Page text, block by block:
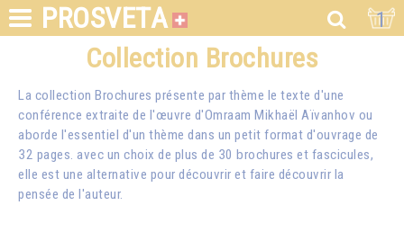
PROSVETA 1
Collection Brochures
La collection Brochures présente par thème le texte d'une
conférence extraite de l'œuvre d'Omraam Mikhaël Aïvanhov ou
aborde l'essentiel d'un thème dans un petit format d'ouvrage de
32 pages. avec un choix de plus de 30 brochures et fascicules,
elle est une alternative pour découvrir et faire découvrir la
pensée de l'auteur.